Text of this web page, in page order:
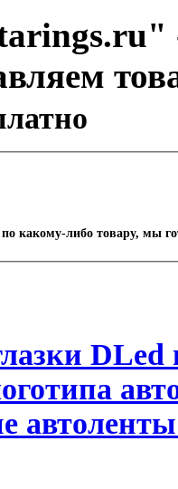
по какому-либо товару, мы
DLed